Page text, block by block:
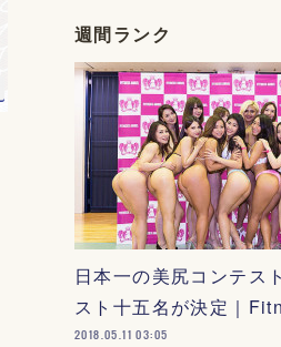
週間ランク
日本一の美尻コンテス
スト十五名が決定｜
2018.05.11 03:05